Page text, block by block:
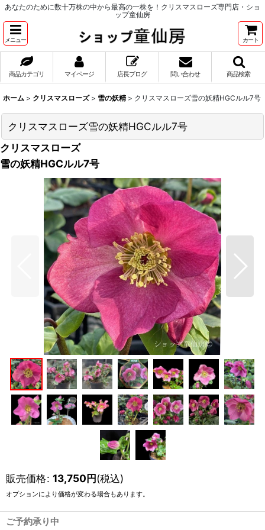
あなたのために数十万株の中から最高の一株を！クリスマスローズ専門店・ショ
ップ童仙房
メニュー カート
商品カテゴリ マイページ 店長ブログ 問い合わせ 商品検索
ホーム > クリスマスローズ > 雪の妖精 > クリスマスローズ雪の妖精HGCルル7号
クリスマスローズ雪の妖精HGCルル7号
クリスマスローズ
雪の妖精HGCルル7号
販売価格: 13,750円(税込)
オプションにより価格が変わる場合もあります。
ご予約承り中